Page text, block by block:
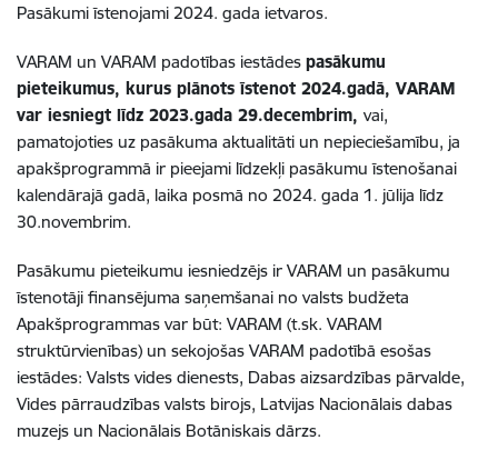
Pasākumi īstenojami 2024. gada ietvaros.
VARAM un VARAM padotības iestādes pasākumu
pieteikumus, kurus plānots īstenot 2024.gadā, VARAM
var iesniegt līdz 2023.gada 29.decembrim, vai,
pamatojoties uz pasākuma aktualitāti un nepieciešamību, ja
apakšprogrammā ir pieejami līdzekļi pasākumu īstenošanai
kalendārajā gadā, laika posmā no 2024. gada 1. jūlija līdz
30.novembrim.
Pasākumu pieteikumu iesniedzējs ir VARAM un pasākumu
īstenotāji finansējuma saņemšanai no valsts budžeta
Apakšprogrammas var būt: VARAM (t.sk. VARAM
struktūrvienības) un sekojošas VARAM padotībā esošas
iestādes: Valsts vides dienests, Dabas aizsardzības pārvalde,
Vides pārraudzības valsts birojs, Latvijas Nacionālais dabas
muzejs un Nacionālais Botāniskais dārzs.